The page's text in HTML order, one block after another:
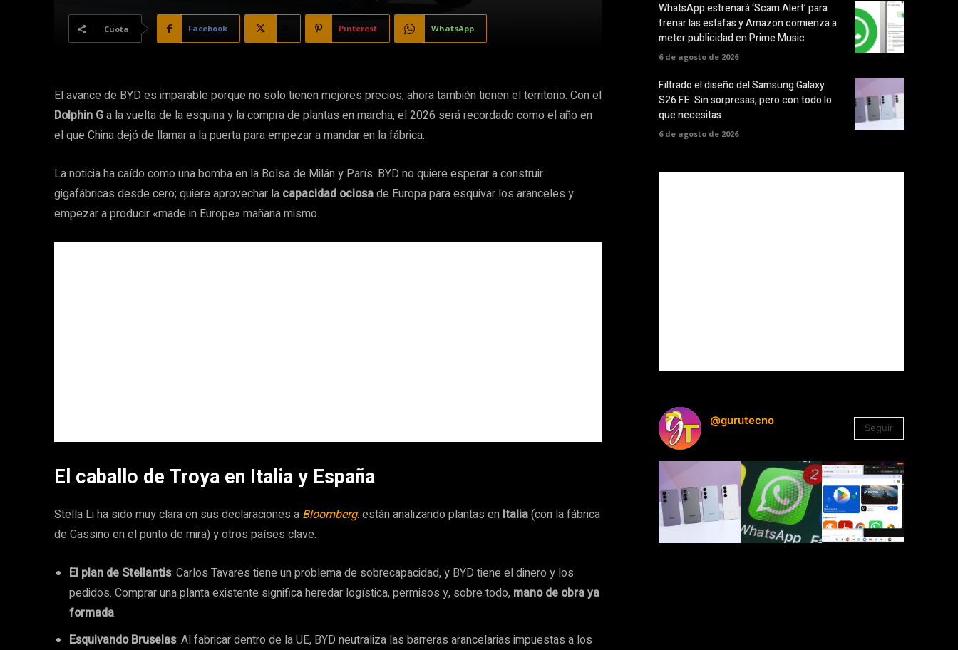
Cuota Facebook Pinterest WhatsApp
El avance de BYD es imparable porque no solo tienen mejores precios, ahora también tienen el territorio. Con el
Dolphin Ga la vuelta de la esquina y la compra de plantas en marcha, el 2026 será recordado como el año en
el que China dejó de llamar a la puerta para empezar a mandar en la fábrica.
La noticia ha caído como una bomba en la Bolsa de Milán y París. BYD no quiere esperar a construir
gigafábricas desde cero; quiere aprovechar la capacidad ociosade Europa para esquivar los aranceles y
empezar a producir «made in Europe» mañana mismo.
El caballo de Troya en Italia y España
Stella Li ha sido muy clara en sus declaraciones a Bloomberg: están analizando plantas en Italia(con la fábrica
de Cassino en el punto de mira) y otros países clave.
El plan de Stellantis: Carlos Tavares tiene un problema de sobrecapacidad, y BYD tiene el dinero y los
pedidos. Comprar una planta existente significa heredar logística, permisos y, sobre todo, mano de obra ya
formada.
Esquivando Bruselas: Al fabricar dentro de la UE, BYD neutraliza las barreras arancelarias impuestas a los
WhatsApp estrenará ‘Scam Alert’ para
frenar las estafas y Amazon comienza a
meter publicidad en Prime Music
6 de agosto de 2026
Filtrado el diseño del Samsung Galaxy
S26 FE: Sin sorpresas, pero con todo lo
que necesitas
6 de agosto de 2026
@gurutecno
Seguir